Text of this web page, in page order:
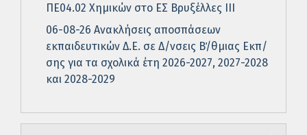
ΠΕ04.02 Χημικών στο ΕΣ Βρυξέλλες ΙΙΙ
06-08-26 Ανακλήσεις αποσπάσεων
εκπαιδευτικών Δ.Ε. σε Δ/νσεις Β΄/θμιας Εκπ/
σης για τα σχολικά έτη 2026-2027, 2027-2028
και 2028-2029